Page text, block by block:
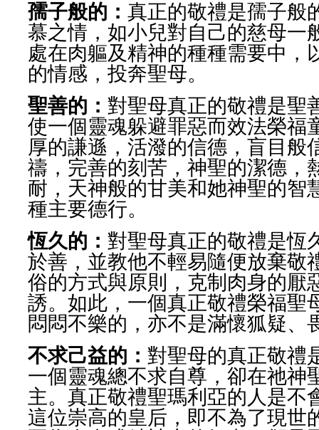
孺子般的： 真正的敬禮是孺子般
慕之情，如小兒對自己的慈母一
處在肉軀及精神的種種需要中，
的情感，投奔聖母。
聖善的： 對聖母真正的敬禮是聖
使一個靈魂躲避罪惡而效法榮福
厚的謙遜，活潑的信德，盲目般
禱，完善的刻苦，神聖的潔德，
耐，天神般的甘美和她神聖的智
種主要德行。
恆久的： 對聖母真正的敬禮是恆
於善，並教他不輕易隨便放棄敬
俗的方式與原則，克制肉身的厭
誘。如此，一個真正敬禮榮福聖
悶悶不樂的，亦不是滿懷狐疑、
不求己益的： 對聖母的真正敬禮
一個靈魂總不求自尊，卻在祂神
主。真正敬禮聖瑪利亞的人是不
這位崇高的皇后，即不為了現世